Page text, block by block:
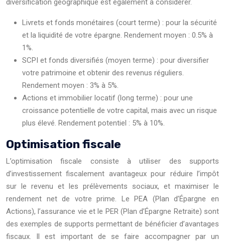
diversification géographique est également à considérer.
Livrets et fonds monétaires (court terme) : pour la sécurité
et la liquidité de votre épargne. Rendement moyen : 0.5% à
1%.
SCPI et fonds diversifiés (moyen terme) : pour diversifier
votre patrimoine et obtenir des revenus réguliers.
Rendement moyen : 3% à 5%.
Actions et immobilier locatif (long terme) : pour une
croissance potentielle de votre capital, mais avec un risque
plus élevé. Rendement potentiel : 5% à 10%.
Optimisation fiscale
L’optimisation fiscale consiste à utiliser des supports
d’investissement fiscalement avantageux pour réduire l’impôt
sur le revenu et les prélèvements sociaux, et maximiser le
rendement net de votre prime. Le PEA (Plan d’Épargne en
Actions), l’assurance vie et le PER (Plan d’Épargne Retraite) sont
des exemples de supports permettant de bénéficier d’avantages
fiscaux. Il est important de se faire accompagner par un